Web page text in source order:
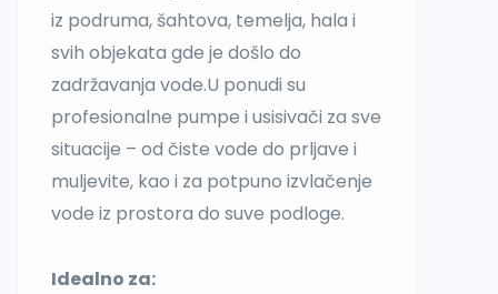
iz podruma, šahtova, temelja, hala i
svih objekata gde je došlo do
zadržavanja vode.U ponudi su
profesionalne pumpe i usisivači za sve
situacije – od čiste vode do prljave i
muljevite, kao i za potpuno izvlačenje
vode iz prostora do suve podloge.
Idealno za: